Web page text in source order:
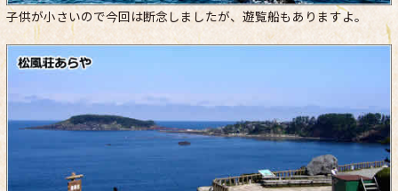
子供が小さいので今回は断念しましたが、遊覧船もありますよ。